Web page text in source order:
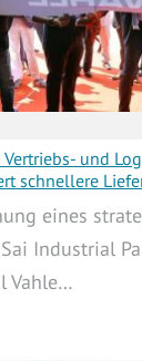
Vertriebs- und
schnellere
eines
Industrial
Vahle…